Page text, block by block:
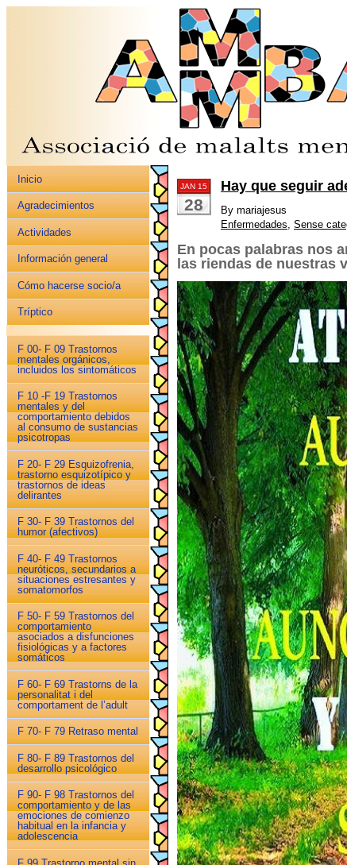
Inicio
Agradecimientos
Actividades
Información general
Cómo hacerse socio/a
Tríptico
F 00- F 09 Trastornos
mentales orgánicos,
incluidos los sintomáticos
F 10 -F 19 Trastornos
mentales y del
comportamiento debidos
al consumo de sustancias
psicotropas
F 20- F 29 Esquizofrenia,
trastorno esquizotípico y
trastornos de ideas
delirantes
F 30- F 39 Trastornos del
humor (afectivos)
F 40- F 49 Trastornos
neuróticos, secundarios a
situaciones estresantes y
somatomorfos
F 50- F 59 Trastornos del
comportamiento
asociados a disfunciones
fisiológicas y a factores
somáticos
F 60- F 69 Trastorns de la
personalitat i del
comportament de l’adult
F 70- F 79 Retraso mental
F 80- F 89 Trastornos del
desarrollo psicológico
F 90- F 98 Trastornos del
comportamiento y de las
emociones de comienzo
habitual en la infancia y
adolescencia
JAN 15
28
Hay que seguir
By mariajesus
Enfermedades, Sense
En pocas palabras nos
las riendas de nuestras